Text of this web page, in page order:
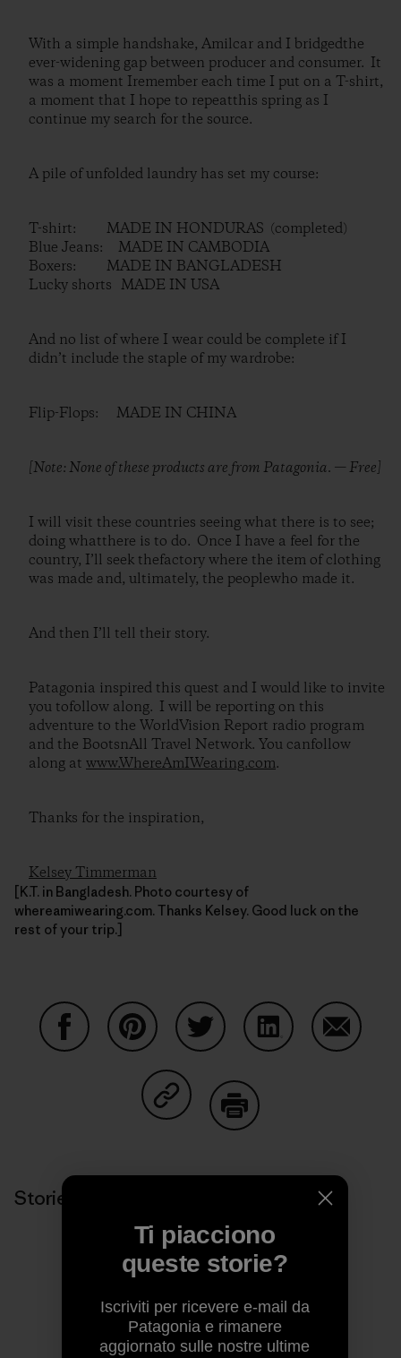
With a simple handshake, Amilcar and I bridgedthe
ever-widening gap between producer and consumer. It
was a moment Iremember each time I put on a T-shirt,
a moment that I hope to repeatthis spring as I
continue my search for the source.
A pile of unfolded laundry has set my course:
T-shirt: MADE IN HONDURAS (completed)
Blue Jeans: MADE IN CAMBODIA
Boxers: MADE IN BANGLADESH
Lucky shorts MADE IN USA
And no list of where I wear could be complete if I
didn’t include the staple of my wardrobe:
Flip-Flops: MADE IN CHINA
[Note: None of these products are from Patagonia. — Free]
I will visit these countries seeing what there is to see;
doing whatthere is to do. Once I have a feel for the
country, I’ll seek thefactory where the item of clothing
was made and, ultimately, the peoplewho made it.
And then I’ll tell their story.
Patagonia inspired this quest and I would like to invite
you tofollow along. I will be reporting on this
adventure to the WorldVision Report radio program
and the BootsnAll Travel Network. You canfollow
along at www.WhereAmIWearing.com.
Thanks for the inspiration,
Kelsey Timmerman
[K.T. in Bangladesh. Photo courtesy of
whereamiwearing.com. Thanks Kelsey. Good luck on the
rest of your trip.]
Condividi su Copy Link
Storie correlate
Ti piacciono
queste storie?
Iscriviti per ricevere e-mail da
Patagonia e rimanere
aggiornato sulle nostre ultime